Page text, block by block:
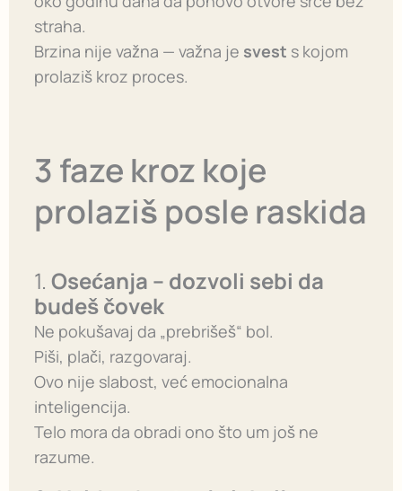
straha.
Brzina nije važna — važna je svest s kojom
prolaziš kroz proces.
3 faze kroz koje
prolaziš posle raskida
1. Osećanja – dozvoli sebi da
budeš čovek
Ne pokušavaj da „prebrišeš“ bol.
Piši, plači, razgovaraj.
Ovo nije slabost, već emocionalna
inteligencija.
Telo mora da obradi ono što um još ne
razume.